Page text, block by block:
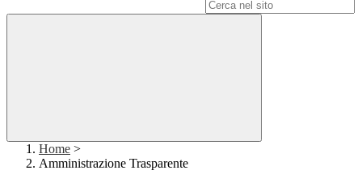
Home >
Amministrazione Trasparente